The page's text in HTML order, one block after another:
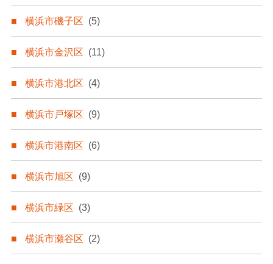
横浜市磯子区 (5)
横浜市金沢区 (11)
横浜市港北区 (4)
横浜市戸塚区 (9)
横浜市港南区 (6)
横浜市旭区 (9)
横浜市緑区 (3)
横浜市瀬谷区 (2)